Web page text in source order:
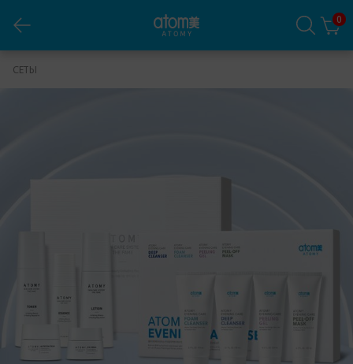
0
СЕТЫ
Сет Набор Ивнинг Кеар и Фэйм